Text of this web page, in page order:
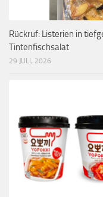
Rückruf: Listerien in
Tintenfischsalat
29 JULI, 2026